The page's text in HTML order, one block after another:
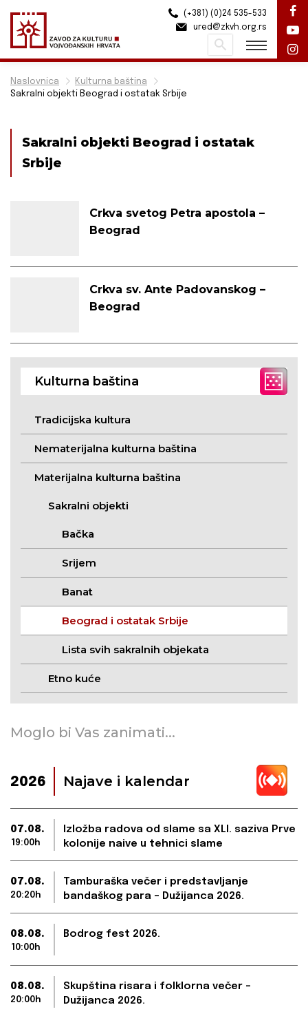
Naslovnica
Kulturna baština
Sakralni objekti Beograd i ostatak Srbije
Sakralni objekti Beograd i ostatak
Srbije
Crkva svetog Petra apostola –
Beograd
Crkva sv. Ante Padovanskog –
Beograd
Kulturna baština
Tradicijska kultura
Nematerijalna kulturna baština
Materijalna kulturna baština
Sakralni objekti
Bačka
Srijem
Banat
Beograd i ostatak Srbije
Lista svih sakralnih objekata
Etno kuće
Moglo bi Vas zanimati...
2026 Najave i kalendar
07.08.
19:00h
Izložba radova od slame sa XLI. saziva Prve
kolonije naive u tehnici slame
07.08.
20:20h
Tamburaška večer i predstavljanje
bandaškog para – Dužijanca 2026.
08.08.
10:00h
Bodrog fest 2026.
08.08.
20:00h
Skupština risara i folklorna večer –
Dužijanca 2026.
(+381) (0)24 535-533
ured@zkvh.org.rs
Pretraži